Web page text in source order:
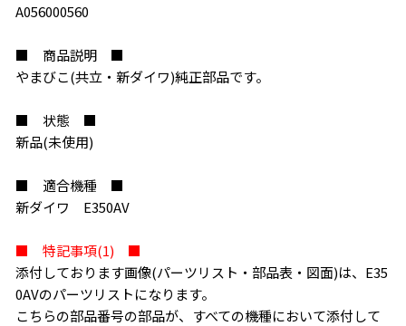
お買い物を続ける カートへ進む
A056000560
■ 商品説明 ■
やまびこ(共立・新ダイワ)純正部品です。
■ 状態 ■
新品(未使用)
■ 適合機種 ■
新ダイワ E350AV
■ 特記事項(1) ■
添付しております画像(パーツリスト・部品表・図面)は、E35
0AVのパーツリストになります。
こちらの部品番号の部品が、すべての機種において添付して